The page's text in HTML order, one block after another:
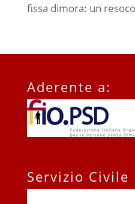
fissa dimora: un
Aderente a:
Servizio Civile